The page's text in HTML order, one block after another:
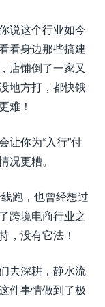
说这个行业如今
看身边那些搞建
店铺倒了一家又
地方打，都快饿
难！
让你为“入行”付
况更糟。
跑，也曾经想过
跨境电商行业之
，没有它法！
去深耕，静水流
件事情做到了极